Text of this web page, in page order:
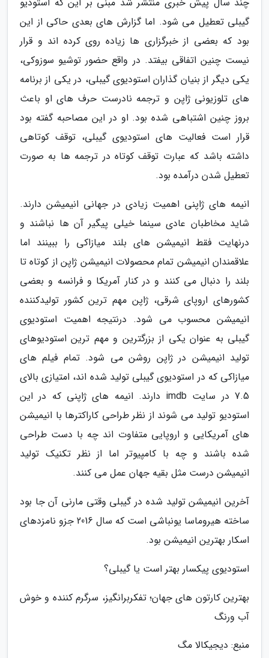
گیبلی تعطیل می شود. اما گزارش های بعدی حاکی از این
بود که بعضی از خبرگزاری ها زیاده روی کرده اند و قرار
نیست چنین اتفاقی بیفتد. در واقع حضور توشیو سوزوکی،
یکی دیگر از بنیان گذاران استودیوی گیبلی، در یکی از برنامه
های تلوزیونی ژاپن و ترجمه نادرست حرف های او باعث
بروز چنین اشتباهی شده بود. او در این مصاحبه گفته بود
قرار است فعالیت های استودیوی گیبلی، توقف کوتاهی
داشته باشد که عبارت توقف کوتاه در ترجمه ها به صورت
تعطیل شدن درآمده بود.
انیمه های ژاپنی اهمیت زیادی در جهانی انیمیشن دارند.
شاید مخاطبان عادی سینما خیلی پیگیر آن ها نباشند و
درنهایت فقط انیمیشن های بلند میازاکی را ببینند اما
علاقمندان انیمیشن تمام محصولات انیمیشن ژاپن از کوتاه تا
بلند را دنبال می کنند و در کنار آمریکا و فرانسه و بعضی
کشورهای اروپای شرقی، ژاپن مهم ترین کشور تولیدکننده
انیمیشن محسوب می شود. درنتیجه اهمیت استودیوی
گیبلی به عنوان یکی از بزرگترین و مهم ترین استودیوهای
تولید انیمیشن در ژاپن روشن می شود. تمام فیلم های
میازاکی که در استودیوی گیبلی تولید شده اند، امتیازی بالای
7.5 در سایت imdb دارند. انیمه های ژاپنی که در این
استودیو تولید می شوند از نظر طراحی کاراکترها با انیمیشن
های آمریکایی و اروپایی متفاوت اند چه با دست طراحی
شده باشند و چه با کامپیوتر اما از نظر تکنیک تولید
انیمیشن درست مثل بقیه جهان عمل می کنند.
آخرین انیمیشن تولید شده در گیبلی وقتی مارنی آن جا بود
ساخته هیروماسا یونباشی است که سال 2016 جزو نامزدهای
اسکار بهترین انیمیشن بود.
استودیوی پیکسار بهتر است یا گیبلی؟
بهترین کارتون های جهان؛ تفکربرانگیز، سرگرم کننده و خوش
آب ورنگ
منبع: دیجیکالا مگ